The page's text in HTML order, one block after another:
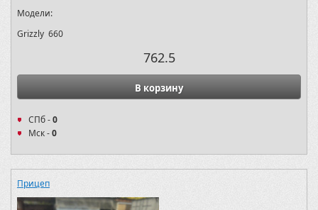
Модели:
Grizzly 660
762.5
В корзину
СПб -0
Мск -0
Прицеп